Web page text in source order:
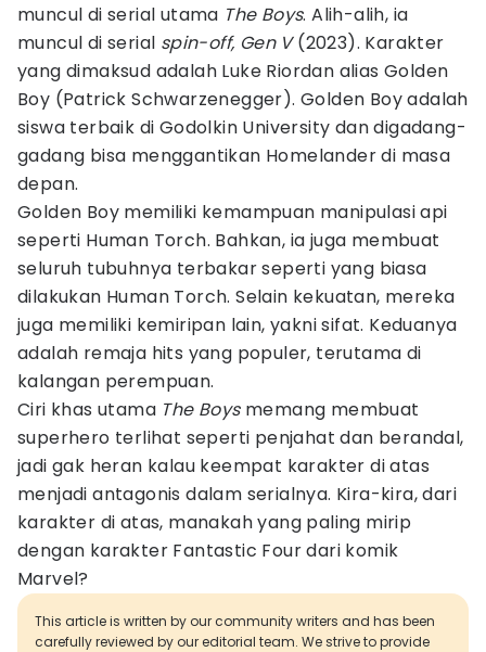
muncul di serial utama The Boys. Alih-alih, ia
muncul di serial spin-off, Gen V(2023). Karakter
yang dimaksud adalah Luke Riordan alias Golden
Boy (Patrick Schwarzenegger). Golden Boy adalah
siswa terbaik di Godolkin University dan digadang-
gadang bisa menggantikan Homelander di masa
depan.
Golden Boy memiliki kemampuan manipulasi api
seperti Human Torch. Bahkan, ia juga membuat
seluruh tubuhnya terbakar seperti yang biasa
dilakukan Human Torch. Selain kekuatan, mereka
juga memiliki kemiripan lain, yakni sifat. Keduanya
adalah remaja hits yang populer, terutama di
kalangan perempuan.
Ciri khas utama The Boysmemang membuat
superhero terlihat seperti penjahat dan berandal,
jadi gak heran kalau keempat karakter di atas
menjadi antagonis dalam serialnya. Kira-kira, dari
karakter di atas, manakah yang paling mirip
dengan karakter Fantastic Four dari komik
Marvel?
This article is written by our community writers and has been
carefully reviewed by our editorial team. We strive to provide